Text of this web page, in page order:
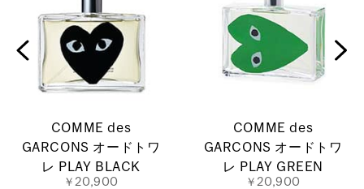
COMME des
GARCONS オードトワ
レ PLAY BLACK
￥20,900
COMME des
GARCONS オードトワ
レ PLAY GREEN
￥20,900